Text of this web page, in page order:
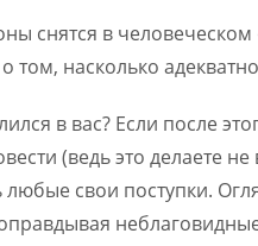
снятся в
том, насколько
в вас? Если после
(ведь это делаете
свои поступки.